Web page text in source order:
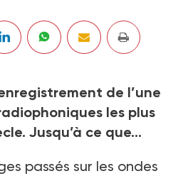
de l’une
les plus
Jusqu’à ce que…
passés sur les ondes